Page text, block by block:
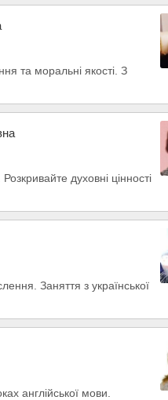
та моральні якості. З
духовні цінності
Заняття з української
англійської мови.